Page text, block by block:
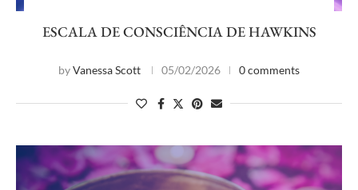
ESCALA DE CONSCIÊNCIA DE HAWKINS
byVanessa Scott 05/02/2026 0 comments